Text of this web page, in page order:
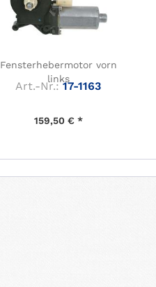
Fensterhebermotor vorn
links
Art.-Nr.: 17-1163
159,50 € *